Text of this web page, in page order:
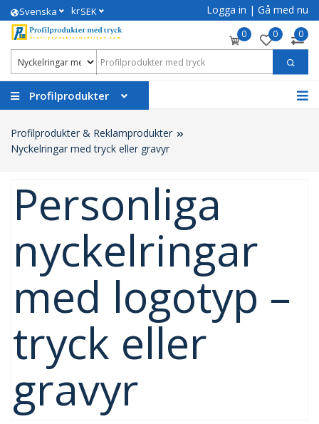
Svenska krSEK Logga in | Gå med nu
0 0 0
Profilprodukter
Profilprodukter & Reklamprodukter
Nyckelringar med tryck eller gravyr
Personliga
nyckelringar
med logotyp –
tryck eller
gravyr